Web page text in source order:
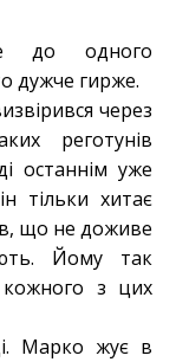
до одного
дужче гирже.
через
реготунів
останнім уже
тільки хитає
що не доживе
Йому так
кожного з цих
Марко жує в